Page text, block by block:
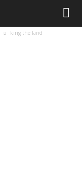
king the land